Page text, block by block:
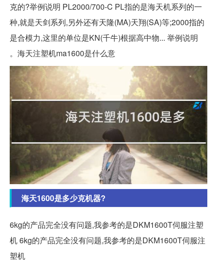
克的?举例说明 PL2000/700-C PL指的是海天机系列的一
种,就是天剑系列,另外还有天隆(MA)天翔(SA)等;2000指的
是合模力,这里的单位是KN(千牛)根据高中物... 举例说明
。海天注塑机ma1600是什么意
海天1600是多少克机器?
6kg的产品完全没有问题,我参考的是DKM1600T伺服注塑
机 6kg的产品完全没有问题,我参考的是DKM1600T伺服注
塑机